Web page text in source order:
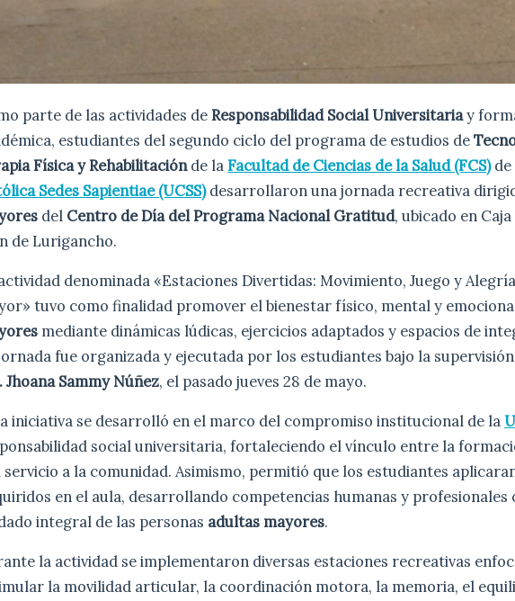
parte de las actividades deResponsabilidad Social Universitariay
estudiantes del segundo ciclo del programa de estudios de
Física y Rehabilitaciónde laFacultad de Ciencias de la Salud (FCS)
Sedes Sapientiae (UCSS)desarrollaron una jornada recreativa
del Centro de Día del Programa Nacional Gratitud, ubicado en Caja
de Lurigancho.
denominada «Estaciones Divertidas: Movimiento, Juego y
tuvo como finalidad promover el bienestar físico, mental y
mediante dinámicas lúdicas, ejercicios adaptados y espacios de
fue organizada y ejecutada por los estudiantes bajo la
Jhoana Sammy Núñez, el pasado jueves 28 de mayo.
iniciativa se desarrolló en el marco del compromiso institucional de la
social universitaria, fortaleciendo el vínculo entre la
servicio a la comunidad. Asimismo, permitió que los estudiantes
en el aula, desarrollando competencias humanas y profesionales
integral de las personas adultas mayores.
la actividad se implementaron diversas estaciones recreativas
la movilidad articular, la coordinación motora, la memoria, el